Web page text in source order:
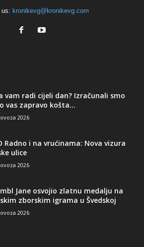
us: kronikevg@kronikevg.com
vam radi cijeli dan? Izračunali smo
vas zapravo košta...
2026
Radno i na vrućinama: Nova vizura
ulice
2026
Jane osvojio zlatnu medalju na
zborskim igrama u Švedskoj
2026